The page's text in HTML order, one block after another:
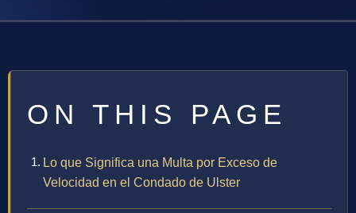
ON THIS PAGE
Lo que Significa una Multa por Exceso de
Velocidad en el Condado de Ulster